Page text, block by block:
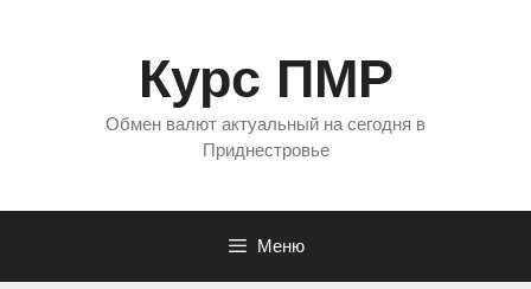
Курс ПМР
Обмен валют актуальный на сегодня в
Приднестровье
Меню